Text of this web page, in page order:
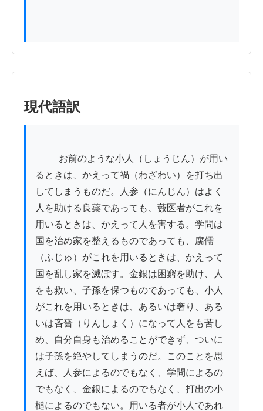
現代語訳
るときは、かえって禍（わざわい）を打ち出
してしまうものだ。人参（にんじん）はよく
人を助ける良薬であっても、藪医者がこれを
用いるときは、かえって人を害する。学問は
国を治め家を整えるものであっても、腐儒
（ふじゅ）がこれを用いるときは、かえって
国を乱し家を滅ぼす。金銀は困窮を助け、人
をも救い、子孫を保つものであっても、小人
がこれを用いるときは、あるいは奢り、ある
いは吝嗇（りんしょく）になって人をも苦し
め、自分自身も治めることができず、ついに
は子孫を絶やしてしまうのだ。このことを思
えば、人参によるのでもなく、学問によるの
でもなく、金銀によるのでもなく、打出の小
槌によるのでもない。用いる者が小人であれ